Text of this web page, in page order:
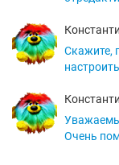
Скажите,
Очень